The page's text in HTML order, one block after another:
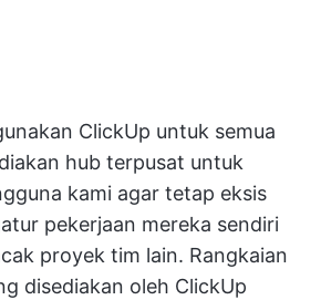
ClickUp untuk semua
hub terpusat untuk
kami agar tetap eksis
pekerjaan mereka sendiri
proyek tim lain. Rangkaian
disediakan oleh ClickUp